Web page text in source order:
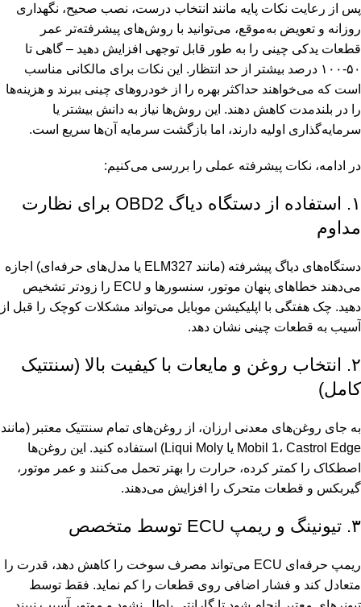
پس از رعایت نکات پایه مانند انتخاب درست، نصب صحیح، نگهداری
روزانه و تعویض به‌موقع، می‌توانید با روش‌های پیشرفته‌تر عمر
قطعات یدکی چینی را به طور قابل توجهی افزایش دهید – گاهی تا
۵۰-۱۰۰ درصد بیشتر از حد انتظار. این نکات برای مالکانی مناسب
است که می‌خواهند حداکثر بهره را از خودروهای چینی ببرند و هزینه‌ها
را در بلندمدت کاهش دهند. این روش‌ها نیاز به دانش بیشتر یا
سرمایه‌گذاری اولیه دارند، اما بازگشت سرمایه آن‌ها سریع است.
در ادامه، نکات پیشرفته عملی را بررسی می‌کنیم:
۱. استفاده از دستگاه دیاگ OBD2 برای نظارت
مداوم
دستگاه‌های دیاگ پیشرفته (مانند ELM327 یا مدل‌های حرفه‌ای) اجازه
می‌دهند خطاهای پنهان موتور، سنسورها و ECU را زودتر تشخیص
دهید. چک هفتگی با اپلیکیشن موبایل می‌تواند مشکلات کوچک را قبل از
آسیب به قطعات چینی نشان دهد.
۲. انتخاب روغن و مایعات با کیفیت بالا (سنتتیک
کامل)
به جای روغن‌های معدنی ارزان، از روغن‌های تمام سنتتیک معتبر (مانند
Mobil 1، Castrol Edge یا Liqui Moly) استفاده کنید. این روغن‌ها
اصطکاک را کمتر کرده، حرارت را بهتر تحمل می‌کنند و عمر موتور،
گیربکس و قطعات متحرک را افزایش می‌دهند.
۳. تیونینگ و ریمپ ECU توسط متخصص
ریمپ حرفه‌ای ECU می‌تواند مصرف سوخت را کاهش دهد، قدرت را
متعادل کند و فشار اضافی روی قطعات را کم نماید. فقط توسط